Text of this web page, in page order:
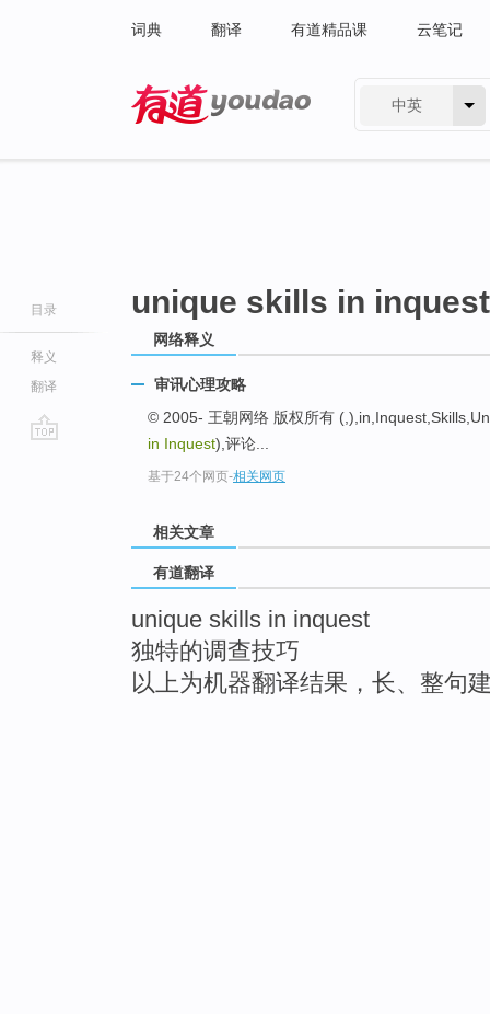
词典 翻译 有道精品课 云笔记
中英
目录
释义
翻译
unique skills in inquest
网络释义
审讯心理攻略
© 2005- 王朝网络 版权所有
in Inquest),评论...
基于24个网页-相关网页
相关文章
有道翻译
unique skills in inquest
独特的调查技巧
以上为机器翻译结果，长、整句